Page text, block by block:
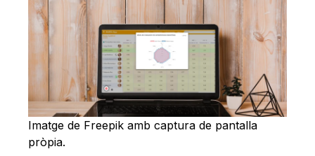
Imatge de Freepik amb captura de pantalla
pròpia.